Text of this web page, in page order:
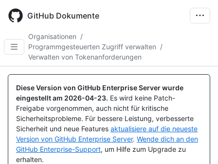
main
GitHub Dokumente
Organisationen /
Programmgesteuerten Zugriff verwalten /
Verwalten von Tokenanforderungen
Diese Version von GitHub Enterprise Server wurde
eingestellt am 2026-04-23. Es wird keine Patch-
Freigabe vorgenommen, auch nicht für kritische
Sicherheitsprobleme. Für bessere Leistung, verbesserte
Sicherheit und neue Features aktualisiere auf die neueste
Version von GitHub Enterprise Server. Wende dich an den
GitHub Enterprise-Support, um Hilfe zum Upgrade zu
erhalten.